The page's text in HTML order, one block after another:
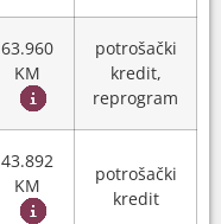
63.960
KM
potrošački
kredit,
reprogram
43.892
KM
potrošački
kredit